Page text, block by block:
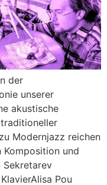
der
unserer
akustische
Modernjazz reichen
Komposition und
Sekretarev
Pou